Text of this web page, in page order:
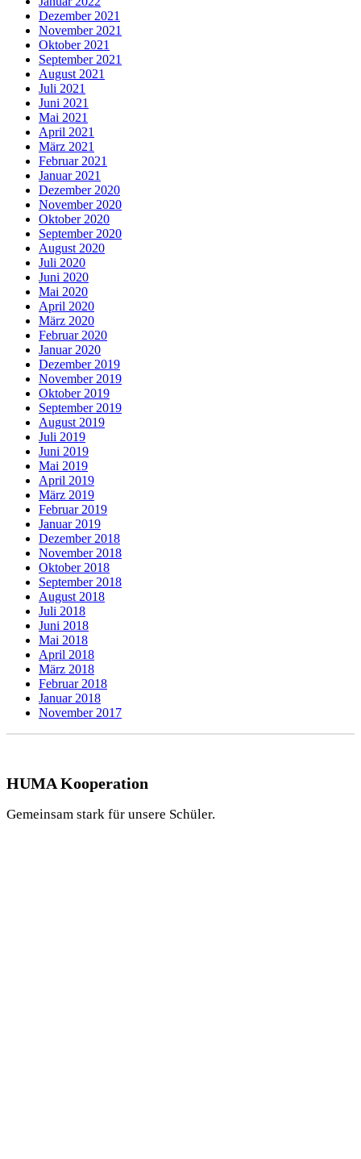
Dezember 2021
November 2021
Oktober 2021
September 2021
August 2021
Juli 2021
Juni 2021
Mai 2021
April 2021
März 2021
Februar 2021
Januar 2021
Dezember 2020
November 2020
Oktober 2020
September 2020
August 2020
Juli 2020
Juni 2020
Mai 2020
April 2020
März 2020
Februar 2020
Januar 2020
Dezember 2019
November 2019
Oktober 2019
September 2019
August 2019
Juli 2019
Juni 2019
Mai 2019
April 2019
März 2019
Februar 2019
Januar 2019
Dezember 2018
November 2018
Oktober 2018
September 2018
August 2018
Juli 2018
Juni 2018
Mai 2018
April 2018
März 2018
Februar 2018
Januar 2018
November 2017
HUMA Kooperation
Gemeinsam stark für unsere Schüler.